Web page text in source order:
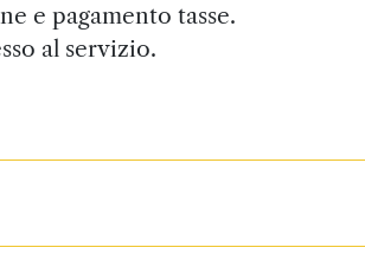
e pagamento tasse.
al servizio.